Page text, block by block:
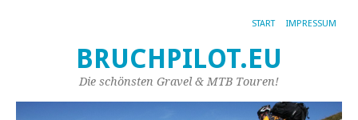
START IMPRESSUM
BRUCHPILOT.EU
Die schönsten Gravel & MTB Touren!